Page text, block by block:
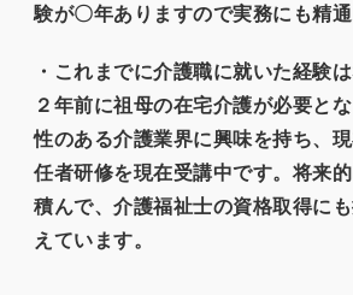
験が〇年ありますので実務にも精通
・これまでに介護職に就いた経験
２年前に祖母の在宅介護が必要と
性のある介護業界に興味を持ち、
任者研修を現在受講中です。将来
積んで、介護福祉士の資格取得に
えています。